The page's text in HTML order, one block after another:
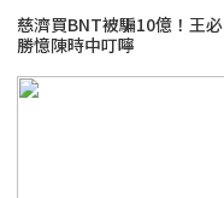
慈濟買BNT被騙10億！王必
勝憶陳時中叮嚀